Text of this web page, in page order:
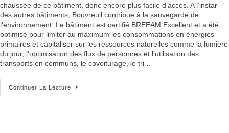
chaussée de ce bâtiment, donc encore plus facile d’accès. A l’instar
des autres bâtiments, Bouvreuil contribue à la sauvegarde de
l’environnement. Le bâtiment est certifié BREEAM Excellent et a été
optimisé pour limiter au maximum les consommations en énergies
primaires et capitaliser sur les ressources naturelles comme la lumière
du jour, l’optimisation des flux de personnes et l’utilisation des
transports en communs, le covoiturage, le tri …
Continuer La Lecture